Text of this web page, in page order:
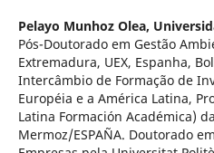
Pelayo Munhoz Olea,
Pós-Doutorado em Gestão
Extremadura, UEX, Espanha,
Intercâmbio de Formação de
Européia e a América Latina,
Latina Formación Académica)
Mermoz/ESPAÑA. Doutorado